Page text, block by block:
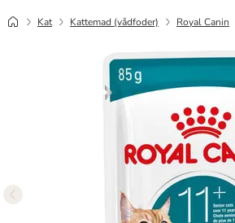
Kat Kattemad (vådfoder) Royal Canin